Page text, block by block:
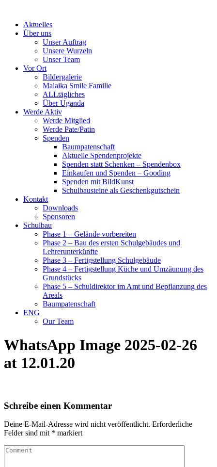
contentAktuelles
Über uns
Unser Auftrag
Unsere Wurzeln
Unser Team
Vor Ort
Bildergalerie
Malaika Smile Familie
ALLtägliches
Über Uganda
Werde Aktiv
Werde Mitglied
Werde Pate/Patin
Spenden
Baumpatenschaft
Aktuelle Spendenprojekte
Spenden statt Schenken – Spendenbox
Einkaufen und Spenden – Gooding
Spenden mit BildKunst
Schulbausteine als Geschenkgutschein
Kontakt
Downloads
Sponsoren
Schulbau
Phase 1 – Gelände vorbereiten
Phase 2 – Bau des ersten Schulgebäudes und
Lehrerunterkünfte
Phase 3 – Fertigstellung Schulgebäude
Phase 4 – Fertigstellung Küche und Umzäunung des
Grundstücks
Phase 5 – Schuldirektor im Amt und Bepflanzung des
Areals
Baumpatenschaft
ENG
Our Team
WhatsApp Image 2025-02-26
at 12.01.20
Schreibe einen Kommentar
Deine E-Mail-Adresse wird nicht veröffentlicht. Erforderliche
Felder sind mit * markiert